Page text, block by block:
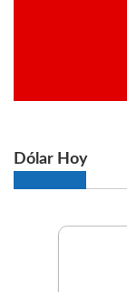
Dólar Hoy